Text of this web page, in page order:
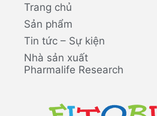
Trang chủ
Sản phẩm
Tin tức – Sự kiện
Nhà sản xuất
Pharmalife Research